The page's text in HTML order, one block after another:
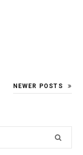
NEWER POSTS